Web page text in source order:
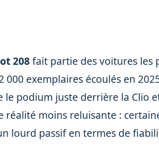
208fait partie des voitures les
000 exemplaires écoulés en
le podium juste derrière la Clio
réalité moins reluisante :
lourd passif en termes de